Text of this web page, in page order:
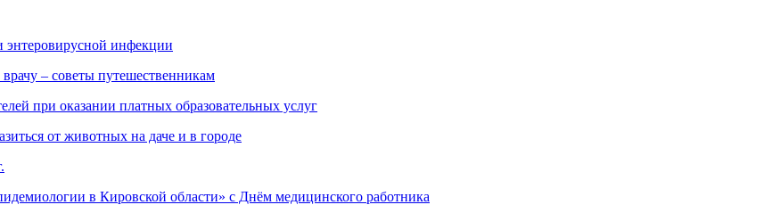
инфекции
– советы путешественникам
при оказании платных образовательных услуг
от животных на даче и в городе
в Кировской области» с Днём медицинского работника